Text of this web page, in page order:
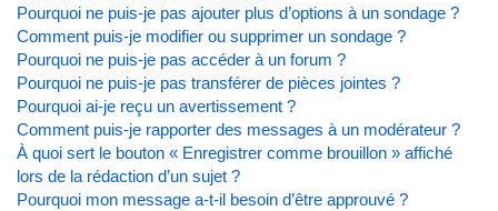
Pourquoi ne puis-je pas ajouter plus d’options à un sondage ?
Comment puis-je modifier ou supprimer un sondage ?
Pourquoi ne puis-je pas accéder à un forum ?
Pourquoi ne puis-je pas transférer de pièces jointes ?
Pourquoi ai-je reçu un avertissement ?
Comment puis-je rapporter des messages à un modérateur ?
À quoi sert le bouton « Enregistrer comme brouillon » affiché
lors de la rédaction d’un sujet ?
Pourquoi mon message a-t-il besoin d’être approuvé ?